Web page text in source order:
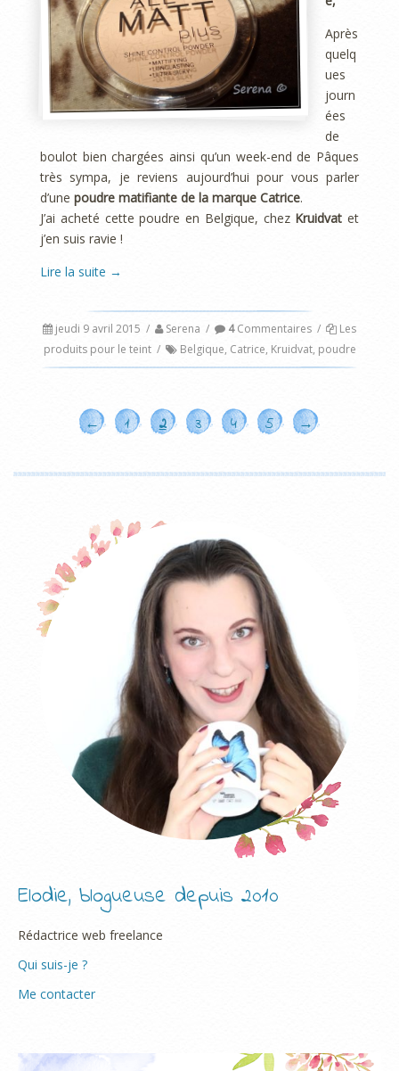
Après
quelq
ues
journ
ées
de
boulot bien chargées ainsi qu’un week-end de Pâques
très sympa, je reviens aujourd’hui pour vous parler
d’une poudre matifiante de la marque Catrice.
J’ai acheté cette poudre en Belgique, chezKruidvat et
j’en suis ravie !
Lire la suite →
jeudi 9 avril 2015 / Serena / 4Commentaires /
Les
produits pour le teint / Belgique, Catrice, Kruidvat, poudre
← 1 2 3 4 5 →
Elodie, blogueuse depuis 2010
Rédactrice web freelance
Qui suis-je ?
Me contacter